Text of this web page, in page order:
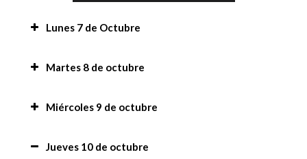
Lunes 7 de Octubre
perspectiva multidisciplinaria de la
Martes 8 de octubre
de las Ciencias Sociales,
Avances sobre el estado del arte de la edad
Miércoles 9 de octubre
de las Ciencias Sociales,
Jueves 10 de octubre